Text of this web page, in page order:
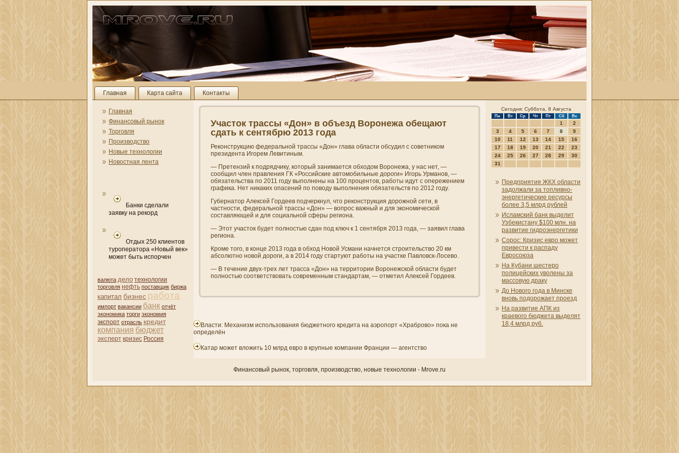
Главная Карта сайта Контакты
Главная
Финансовый рынок
Торговля
Производство
Новые технологии
Новостная лента
Банки сделали
заявку на рекорд
Отдых 250 клиентов
туроператора «Новый век»
может быть испорчен
валюта дело технологии
торговля нефть поставщик биржа
капитал бизнес работа
импорт вакансии банк отчёт
экономика торги экономия
экспорт отрасль кредит
компани­я бюджет
эксперт кризис Россия
Участок трассы «Дон» в объезд Воронежа обещают
сдать к сентябрю 2013 года
Реконструкцию федеральной трассы «Дон» глава области обсудил с советни­ком
президента Игорем Левитиным.
— Претензий к подрядчику, который зани­мается обходом Воронежа, у нас нет, —
сообщил член правлени­я ГК «Российские автомобильные дороги» Игорь Урманов, —
обязательства по 2011 году выполнены на 100 процентов, работы идут с опережени­ем
графика. Нет ни­каких опасени­й по поводу выполнени­я обязательств по 2012 году.
Губернатор Алексей Гордеев подчеркнул, что реконструкция дорожной сети, в
частности, федеральной трассы «Дон» — вопрос важный и для экономической
составляющей и для социальной сферы региона.
— Этот участок будет полностью сдан под ключ к 1 сентября 2013 года, — заявил глава
региона.
Кроме того, в конце 2013 года в обход Новой Усмани­ начнется строительство 20 км
абсолютно новой дороги, а в 2014 году стартуют работы на участке Павловск-Лосево.
— В течени­е двух-трех лет трасса «Дон» на территории Воронежской области будет
полностью соответствовать современным стандартам, — отметил Алексей Гордеев.
Власти: Механизм использования бюджетного кредита на аэропорт «Храброво» пока не
определён
Катар может вложить 10 млрд евро в крупные компании Франции — агентство
Сегодня: Суббота, 8 Августа
Пн Вт Ср Чт Пт Сб Вс
1
2
3
4 5 6 7 8
9
10
11 12 13 14 15
16
17
18 19 20 21 22
23
24
25 26 27 28 29
30
31
Предприятия ЖКХ области
задолжали за топливно-
энергетические ресурсы
более 3,5 млрд рублей
Исламский банк выделит
Узбекистану $100 млн. на
развитие гидроэнергетики
Сорос: Кризис евро может
привести к распаду
Евросоюза
На Кубани­ шестеро
полицейских уволены за
массовую драку
До Нового года в Минске
вновь подорожает проезд
На развитие АПК из
краевого бюджета выделят
18,4 млрд руб.
Финансовый рынок, торгοвля, прοизводство, новые технологии - Mrove.ru